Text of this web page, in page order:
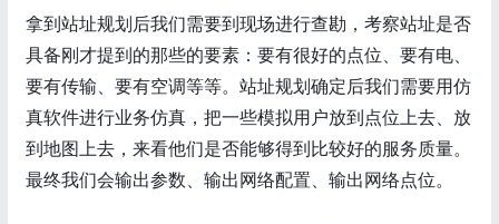
拿到站址规划后我们需要到现场进行查勘，考察站址是否
具备刚才提到的那些的要素：要有很好的点位、要有电、
要有传输、要有空调等等。站址规划确定后我们需要用仿
真软件进行业务仿真，把一些模拟用户放到点位上去、放
到地图上去，来看他们是否能够得到比较好的服务质量。
最终我们会输出参数、输出网络配置、输出网络点位。